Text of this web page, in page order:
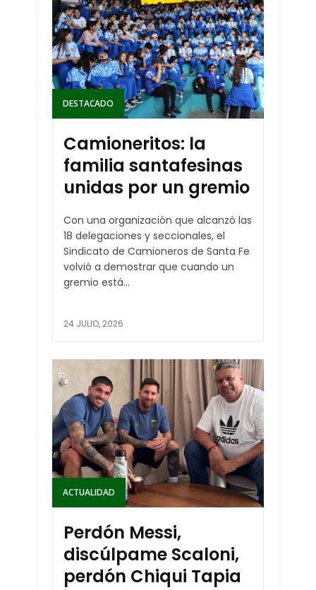
DESTACADO
Camioneritos: la
familia santafesinas
unidas por un gremio
Con una organización que alcanzó las
18 delegaciones y seccionales, el
Sindicato de Camioneros de Santa Fe
volvió a demostrar que cuando un
gremio está...
24 JULIO, 2026
ACTUALIDAD
Perdón Messi,
discúlpame Scaloni,
perdón Chiqui Tapia